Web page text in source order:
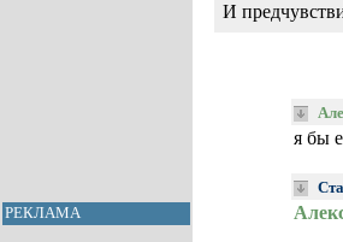
РЕКЛАМА
И
я бы